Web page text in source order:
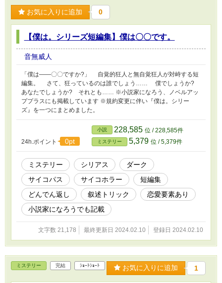
お気に入りに追加 0
【僕は。シリーズ短編集】僕は〇〇です。
音無威人
「僕は――〇〇ですか?」 自覚的狂人と無自覚狂人が対峙する短
編集。 さて、狂っているのは誰でしょう…… 僕でしょうか?
あなたでしょうか? それとも…… ※小説家になろう、ノベルアッ
ププラスにも掲載しています ※規約変更に伴い『僕は。シリー
ズ』を一つにまとめました。
24h.ポイント 0pt
小説 228,585 位 / 228,585件
ミステリー 5,379 位 / 5,379件
ミステリー シリアス
ダーク
サイコパス
サイコホラー
短編集
どんでん返し
叙述トリック
恋愛要素あり
小説家になろうでも記載
文字数 21,178 最終更新日 2024.02.10 登録日 2024.02.10
ミステリー 完結 ｼｮｰﾄｼｮｰﾄ お気に入りに追加 1